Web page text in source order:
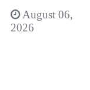
August 06,
2026